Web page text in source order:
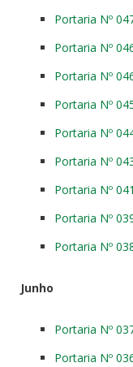
Portaria Nº
Portaria Nº
Portaria Nº
Portaria Nº
Portaria Nº
Portaria Nº
Portaria Nº
Portaria Nº
Portaria Nº
Junho
Portaria Nº
Portaria Nº